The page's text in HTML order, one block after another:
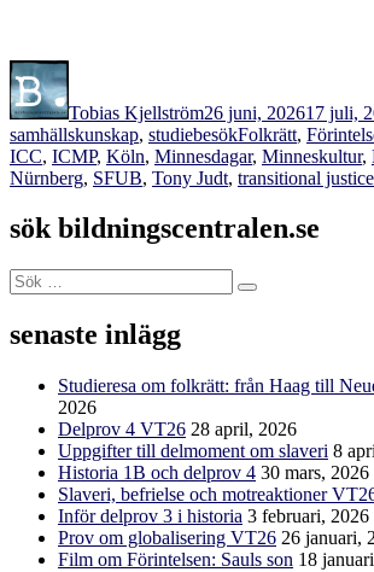
Tobias Kjellström26 juni, 202617 juli,
samhällskunskap, studiebesökEtiketter
Folkrätt,
ICC, ICMP, Köln, Minnesdagar, Minneskultur,
Nürnberg, SFUB, Tony Judt, transitional justice
sök bildningscentralen.se
Sök
efter:
Sök
senaste inlägg
Studieresa om folkrätt: från Haag till
2026
Delprov 4 VT26 28 april, 2026
Uppgifter till delmoment om slaveri 8
Historia 1B och delprov 4 30 mars, 2026
Slaveri, befrielse och motreaktioner
Inför delprov 3 i historia 3 februari, 2026
Prov om globalisering VT26 26 januari,
Film om Förintelsen: Sauls son 18